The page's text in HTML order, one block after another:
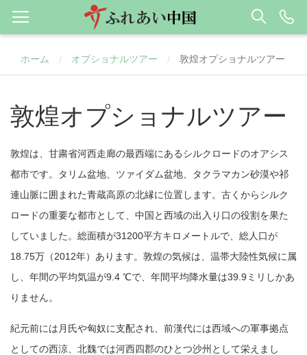
ホーム / オプショナルツアー / 敦煌オプショナルツアー
敦煌オプショナルツアー
敦煌は、甘粛省河西走廊の最西端にあるシルクロードのオアシス
都市です。タリム盆地、ツァイダム盆地、タクラマカン砂漠や祁
連山脈に囲まれた青蔵高原の北縁に位置します。古くからシルク
ロードの重要な都市として、中国と西域の出入り口の役割を果た
していました。総面積が31200平方キロメートルで、総人口が
18.75万（2012年）あります。敦煌の気候は、温帯大陸性気候に属
し、年間の平均気温が9.4 ℃で、年間平均降水量は39.9ミリしかあ
りません。
紀元前には月氏や匈奴に支配され、前漢代には西域への軍事拠点
としての西涼、北魏では河西四郡のひとつ沙州として栄えまし